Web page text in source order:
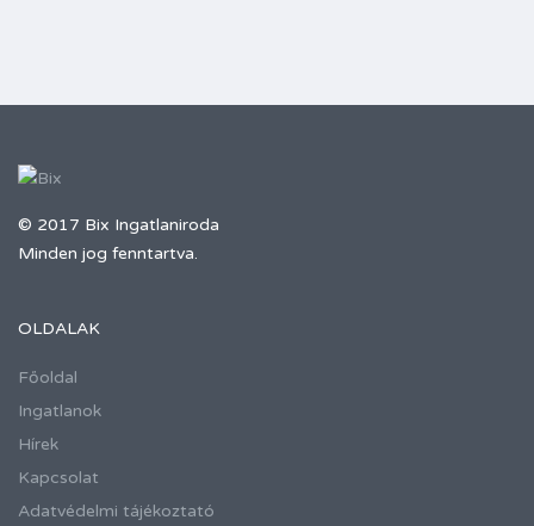
© 2017 Bix Ingatlaniroda
Minden jog fenntartva.
OLDALAK
Főoldal
Ingatlanok
Hírek
Kapcsolat
Adatvédelmi tájékoztató